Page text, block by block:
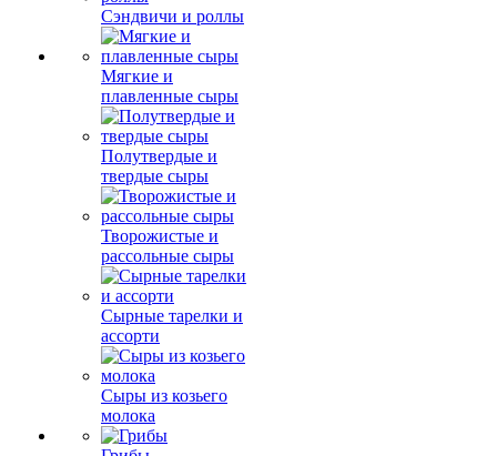
Сэндвичи и роллы
Мягкие и
плавленные сыры
Полутвердые и
твердые сыры
Творожистые и
рассольные сыры
Сырные тарелки и
ассорти
Сыры из козьего
молока